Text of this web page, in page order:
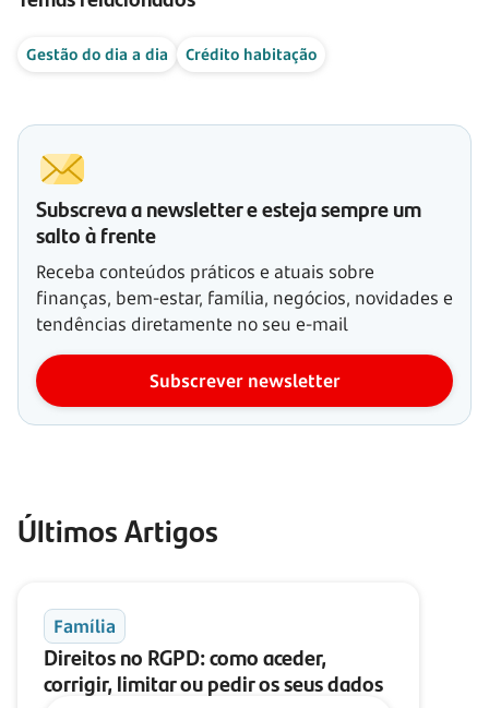
Gestão do dia a dia Crédito habitação
Subscreva a newsletter e esteja sempre um
salto à frente
Receba conteúdos práticos e atuais sobre
finanças, bem-estar, família, negócios, novidades e
tendências diretamente no seu e-mail
Subscrever newsletter
Últimos Artigos
Família
Direitos no RGPD: como aceder,
corrigir, limitar ou pedir os seus dados